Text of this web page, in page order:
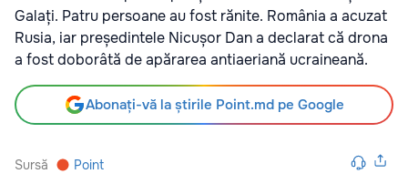
Galați. Patru persoane au fost rănite. România a acuzat
Rusia, iar președintele Nicușor Dan a declarat că drona
a fost doborâtă de apărarea antiaeriană ucraineană.
Abonați-vă la știrile Point.md pe Google
Sursă Point